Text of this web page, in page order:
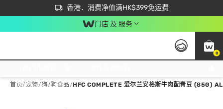
香港．消费净值满HK$399免运费
立即成为易赏钱会员尽享独家优惠
首次APP下单买满$450 输入 NEWAPP 即减$50
门店 及 服务
0
首页/ 宠物/狗/狗食品/HFC COMPLETE 爱尔兰安格斯牛肉配青豆 (85G)